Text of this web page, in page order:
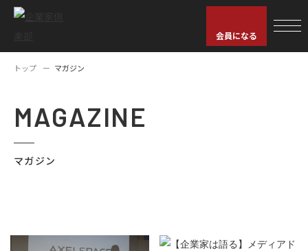
会員になる
トップ マガジン
MAGAZINE
マガジン